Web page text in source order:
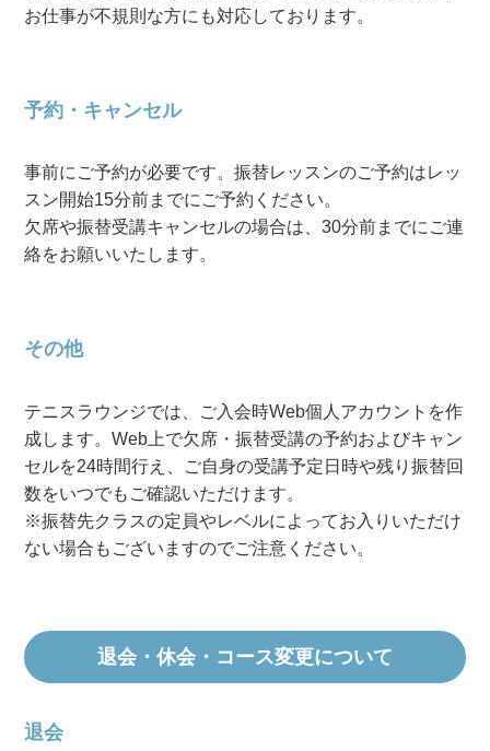
お仕事が不規則な方にも対応しております。
予約・キャンセル
事前にご予約が必要です。振替レッスンのご予約はレッ
スン開始15分前までにご予約ください。
欠席や振替受講キャンセルの場合は、30分前までにご連
絡をお願いいたします。
その他
テニスラウンジでは、ご入会時Web個人アカウントを作
成します。Web上で欠席・振替受講の予約およびキャン
セルを24時間行え、ご自身の受講予定日時や残り振替回
数をいつでもご確認いただけます。
※振替先クラスの定員やレベルによってお入りいただけ
ない場合もございますのでご注意ください。
退会・休会・コース変更について
退会